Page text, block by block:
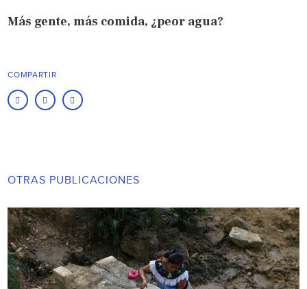
Más gente, más comida, ¿peor agua?
COMPARTIR
OTRAS PUBLICACIONES